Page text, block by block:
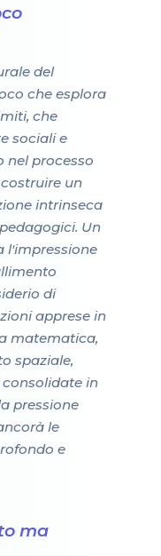
del
che esplora
che
sociali e
nel processo
un
intrinseca
Un
l'impressione
di
apprese in
matematica,
spaziale,
consolidate in
pressione
le
e
ma